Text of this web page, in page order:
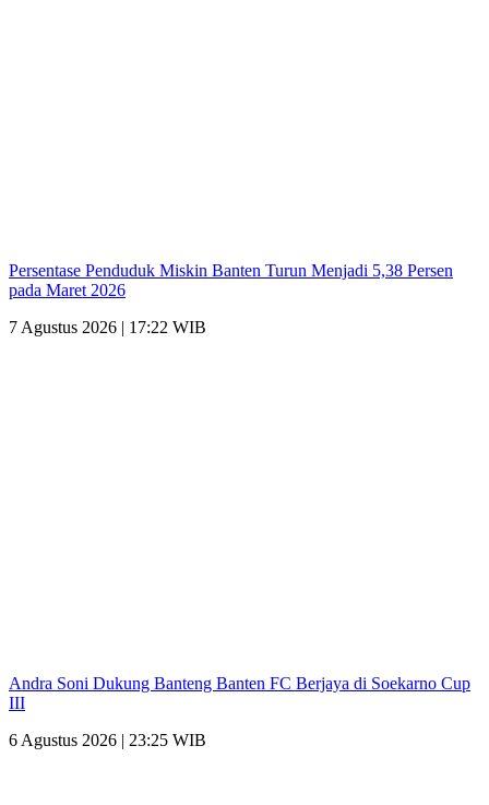
Persentase Penduduk Miskin Banten Turun Menjadi 5,38 Persen
pada Maret 2026
7 Agustus 2026 | 17:22 WIB
Andra Soni Dukung Banteng Banten FC Berjaya di Soekarno Cup
III
6 Agustus 2026 | 23:25 WIB